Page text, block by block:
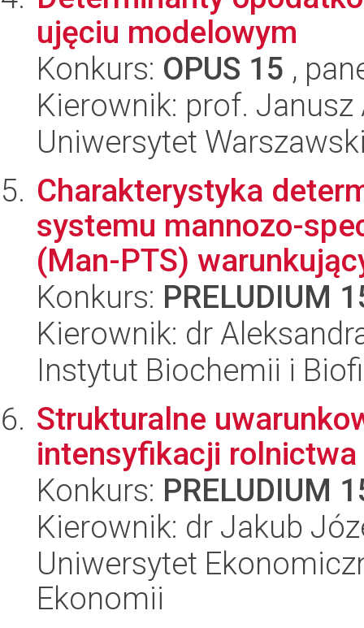
ujęciu modelowym
Konkurs: OPUS 15 ,
Kierownik: prof. Janusz
Uniwersytet
Charakterystyka
systemu mannozo-
(Man-PTS)
Konkurs: PRELUDIUM
Kierownik: dr
Instytut Biochemii i
Strukturalne
intensyfikacji
Konkurs: PRELUDIUM
Kierownik: dr Jakub
Uniwersytet
Ekonomii